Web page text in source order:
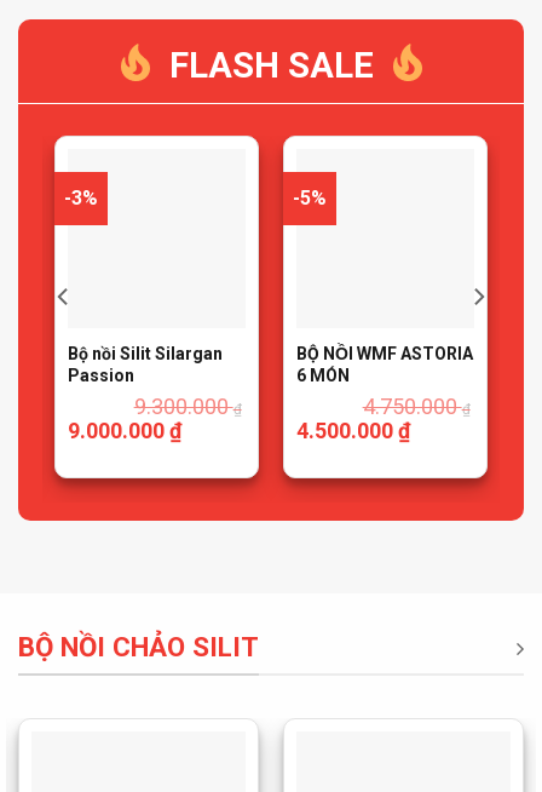
FLASH SALE
-3%
Bộ nồi Silit Silargan
Passion
9.300.000₫
9.000.000₫
-5%
BỘ NỒI WMF ASTORIA
6 MÓN
4.750.000₫
4.500.000₫
BỘ NỒI CHẢO SILIT